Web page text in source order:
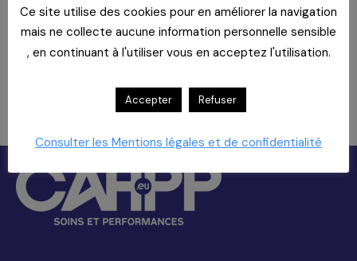
comment ?
Nous aurons le plaisir de vous inviter à
partager le déjeuner.
Télécharger votre programme, ici
Ce site utilise des cookies pour en améliorer la navigation
mais ne collecte aucune information personnelle sensible
, en continuant à l'utiliser vous en acceptez l'utilisation.
Accepter Refuser
Consulter les Mentions légales et de confidentialité